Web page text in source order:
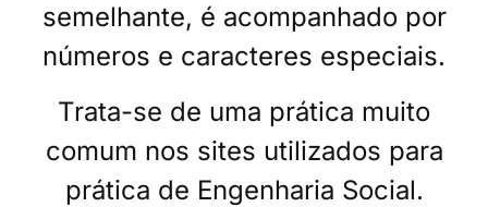
semelhante, é acompanhado por
números e caracteres especiais.
Trata-se de uma prática muito
comum nos sites utilizados para
prática de Engenharia Social.